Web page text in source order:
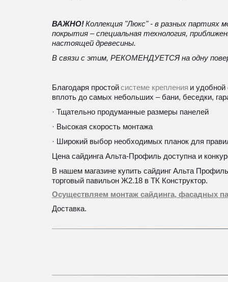
ВАЖНО! Коллекция "Люкс" - в разных партиях
покрытия – специальная технология,
настоящей древесины.
В связи с этим, РЕКОМЕНДУЕТСЯ на одну
Благодаря простой системе крепления и
вплоть до самых небольших – бани, беседки,
· Тщательно продуманные размеры панелей
· Высокая скорость монтажа
· Широкий выбор необходимых планок для
Цена сайдинга Альта-Профиль доступна и
В нашем магазине купить сайдинг Альта Профиль
торговый павильон Ж2.18 в ТК Конструктор.
Осуществляем монтаж сайдинга, фасадных
Доставка.